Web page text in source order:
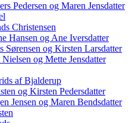
Pedersen og Maren Jensdatter
Christensen
Hansen og Ane Iversdatter
Sørensen og Kirsten Larsdatter
og Mette Jensdatter
af Bjalderup
og Kirsten Pedersdatter
Jensen og Maren Bendsdatter